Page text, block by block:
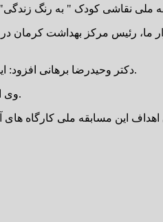
ما، رئیس مرکز بهداشت
دکتر وحیدرضا برهانی افزود: این مسابقه ملی ویژه گروه سنی ۶ تا ۸ سال و ۹ تا ۱۲ سال است و علاقه مندن می توانند آثار خود را تا ۱۵ بهمن ماه به دبیرخانه ارسال کنند.
وی اضافه کرد: ۳٠ اثر برتر در فرودین ماه سال ۱۴٠۲ معرفی خواهند شد و به آثار برتر تندیس مسابقه، دیپلم افتخار و لوح تقدیر اهدا خواهد شد.
اهداف این مسابقه ملی کارگاه